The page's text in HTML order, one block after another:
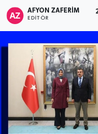
AFYON ZAFERİM
EDITÖR